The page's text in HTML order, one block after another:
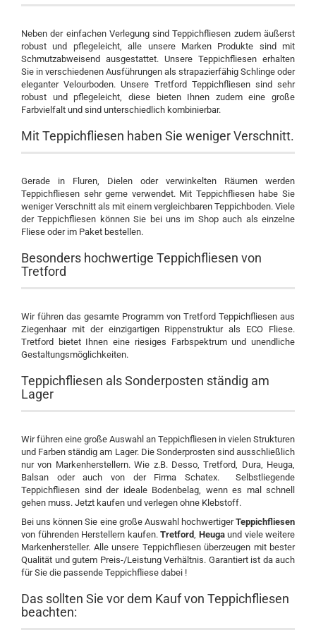
Neben der einfachen Verlegung sind Teppichfliesen zudem äußerst
robust und pflegeleicht, alle unsere Marken Produkte sind mit
Schmutzabweisend ausgestattet. Unsere Teppichfliesen erhalten
Sie in verschiedenen Ausführungen als strapazierfähig Schlinge oder
eleganter Velourboden. Unsere Tretford Teppichfliesen sind sehr
robust und pflegeleicht, diese bieten Ihnen zudem eine große
Farbvielfalt und sind unterschiedlich kombinierbar.
Mit Teppichfliesen haben Sie weniger Verschnitt.
Gerade in Fluren, Dielen oder verwinkelten Räumen werden
Teppichfliesen sehr gerne verwendet. Mit Teppichfliesen habe Sie
weniger Verschnitt als mit einem vergleichbaren Teppichboden. Viele
der Teppichfliesen können Sie bei uns im Shop auch als einzelne
Fliese oder im Paket bestellen.
Besonders hochwertige Teppichfliesen von
Tretford
Wir führen das gesamte Programm von Tretford Teppichfliesen aus
Ziegenhaar mit der einzigartigen Rippenstruktur als ECO Fliese.
Tretford bietet Ihnen eine riesiges Farbspektrum und unendliche
Gestaltungsmöglichkeiten.
Teppichfliesen als Sonderposten ständig am
Lager
Wir führen eine große Auswahl an Teppichfliesen in vielen Strukturen
und Farben ständig am Lager. Die Sonderprosten sind ausschließlich
nur von Markenherstellern. Wie z.B. Desso, Tretford, Dura, Heuga,
Balsan oder auch von der Firma Schatex. Selbstliegende
Teppichfliesen sind der ideale Bodenbelag, wenn es mal schnell
gehen muss. Jetzt kaufen und verlegen ohne Klebstoff.
Bei uns können Sie eine große Auswahl hochwertigerTeppichfliesen
von führenden Herstellern kaufen. Tretford, Heugaund viele weitere
Markenhersteller. Alle unsere Teppichfliesen überzeugen mit bester
Qualität und gutem Preis-/Leistung Verhältnis. Garantiert ist da auch
für Sie die passende Teppichfliese dabei !
Das sollten Sie vor dem Kauf von Teppichfliesen
beachten: